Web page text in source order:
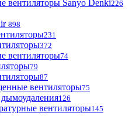
вентиляторы Sanyo Denki226
898
231
372
вентиляторы74
79
87
вентиляторы75
126
вентиляторы145